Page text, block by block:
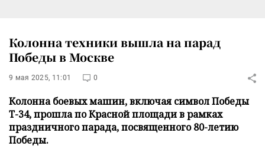
Колонна техники вышла на парад
Победы в Москве
9 мая 2025, 11:01 0
Колонна боевых машин, включая символ Победы
Т-34, прошла по Красной площади в рамках
праздничного парада, посвященного 80-летию
Победы.